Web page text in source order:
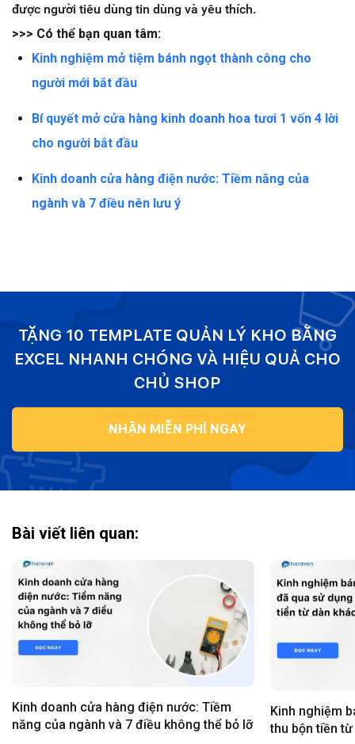
được người tiêu dùng tin dùng và yêu thích.
>>> Có thể bạn quan tâm:
Kinh nghiệm mở tiệm bánh ngọt thành công cho
người mới bắt đầu
Bí quyết mở cửa hàng kinh doanh hoa tươi 1 vốn 4 lời
cho người bắt đầu
Kinh doanh cửa hàng điện nước: Tiềm năng của
ngành và 7 điều nên lưu ý
TẶNG 10 TEMPLATE QUẢN LÝ KHO BẰNG
EXCEL NHANH CHÓNG VÀ HIỆU QUẢ CHO
CHỦ SHOP
NHẬN MIỄN PHÍ NGAY
Bài viết liên quan:
Kinh doanh cửa hàng điện nước: Tiềm
năng của ngành và 7 điều không thể bỏ lỡ
Kinh nghiệm
thu bộn tiền